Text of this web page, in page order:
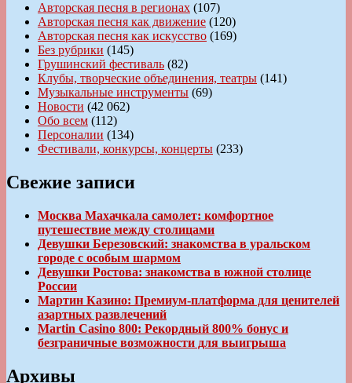
Авторская песня в регионах (107)
Авторская песня как движение (120)
Авторская песня как искусство (169)
Без рубрики (145)
Грушинский фестиваль (82)
Клубы, творческие объединения, театры (141)
Музыкальные инструменты (69)
Новости (42 062)
Обо всем (112)
Персоналии (134)
Фестивали, конкурсы, концерты (233)
Свежие записи
Москва Махачкала самолет: комфортное
путешествие между столицами
Девушки Березовский: знакомства в уральском
городе с особым шармом
Девушки Ростова: знакомства в южной столице
России
Мартин Казино: Премиум-платформа для ценителей
азартных развлечений
Martin Casino 800: Рекордный 800% бонус и
безграничные возможности для выигрыша
Архивы